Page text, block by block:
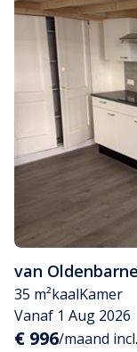
van
35 m²kaalKamer
Vanaf 1 Aug 2026
€ 996/maand incl.